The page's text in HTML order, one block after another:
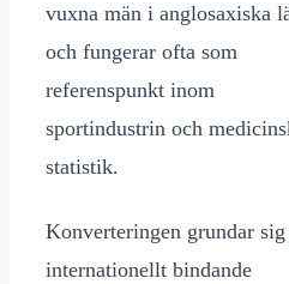
vuxna män i anglosaxiska
och fungerar ofta som
referenspunkt inom
sportindustrin och
statistik.
Konverteringen grundar sig
internationellt bindande